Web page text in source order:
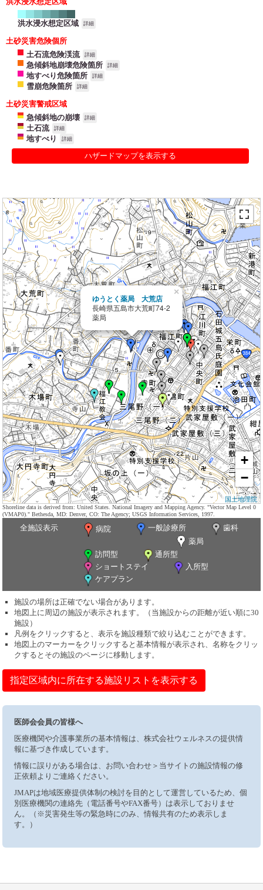
洪水浸水想定区域 詳細
土砂災害危険個所
土石流危険渓流
詳細
急傾斜地崩壊危険箇所 詳細
地すべり危険箇所 詳細
雪崩危険箇所 詳細
土砂災害警戒区域
急傾斜地の崩壊
詳細
土石流 詳細
地すべり 詳細
ハザードマップを表示する
ゆうとく薬局 大荒店
長崎県五島市大荒町74-2
薬局
×
+
−
国土地理院
Shoreline data is derived from: United States. National Imagery and Mapping Agency. "Vector Map Level 0
(VMAP0)." Bethesda, MD: Denver, CO: The Agency; USGS Information Services, 1997.
全施設表示 病院 一般診療所
歯科
薬局
訪問型
通所型
ショートステイ
入所型
ケアプラン
施設の場所は正確でない場合があります。
地図上に周辺の施設が表示されます。（当施設からの距離が近い順に30
施設）
凡例をクリックすると、表示を施設種類で絞り込むことができます。
地図上のマーカーをクリックすると基本情報が表示され、名称をクリッ
クするとその施設のページに移動します。
指定区域内に所在する施設リストを表示する
医師会会員の皆様へ
医療機関や介護事業所の基本情報は、株式会社ウェルネスの提供情
報に基づき作成しています。
情報に誤りがある場合は、お問い合わせ＞当サイトの施設情報の修
正依頼よりご連絡ください。
JMAPは地域医療提供体制の検討を目的として運営しているため、個
別医療機関の連絡先（電話番号やFAX番号）は表示しておりませ
ん。（※災害発生等の緊急時にのみ、情報共有のため表示しま
す。）